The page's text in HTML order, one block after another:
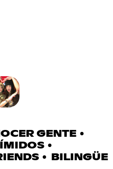
GENTE •
•
• BILINGÜE